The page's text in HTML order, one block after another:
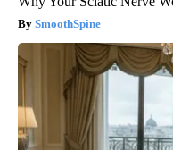
SmoothSpine